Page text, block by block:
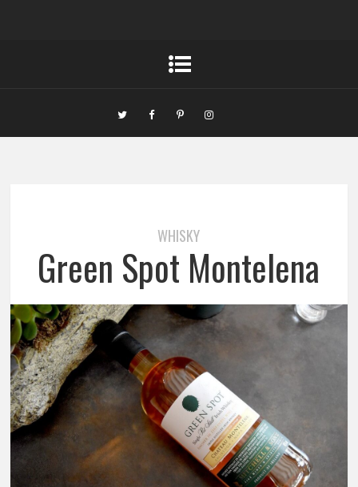
WHISKY
Green Spot Montelena